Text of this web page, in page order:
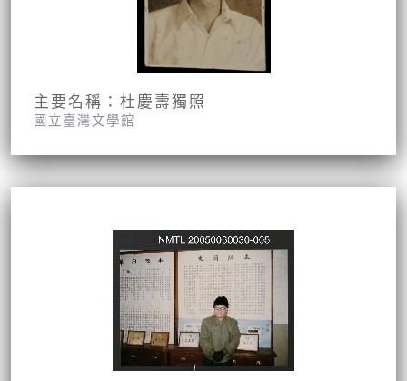
主要名稱：杜慶壽獨照
國立臺灣文學館